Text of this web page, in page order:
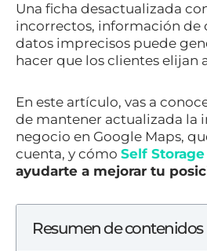
Una ficha desactualizada
incorrectos, información de
datos imprecisos puede
hacer que los clientes elijan
En este artículo, vas a
de mantener actualizada la
negocio en Google Maps,
cuenta, y cómo Self
ayudarte a mejorar tu
Resumen de contenidos